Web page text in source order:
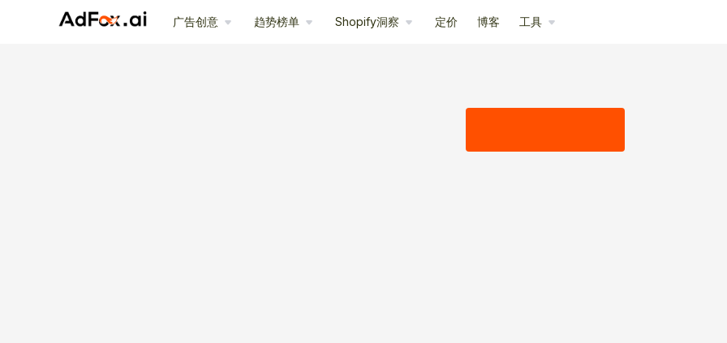
广告创意 趋势榜单 Shopify洞察 定价 博客 工具